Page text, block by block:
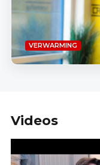
VERWARMING
Videos